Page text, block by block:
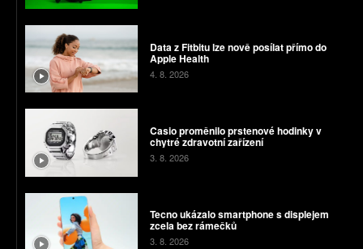
Data z Fitbitu lze nově posílat přímo do
Apple Health
4. 8. 2026
Casio proměnilo prstenové hodinky v
chytré zdravotní zařízení
3. 8. 2026
Tecno ukázalo smartphone s displejem
zcela bez rámečků
3. 8. 2026